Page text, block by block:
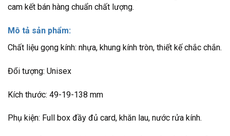
cam kết bán hàng chuẩn chất lượng.
Mô tả sản phẩm:
Chất liệu gọng kính: nhựa, khung kính tròn, thiết kế chắc chắn.
Đối tượng: Unisex
Kích thước: 49-19-138 mm
Phụ kiện: Full box đầy đủ card, khăn lau, nước rửa kính.